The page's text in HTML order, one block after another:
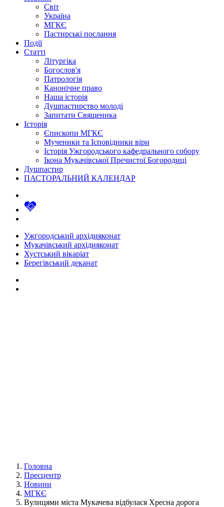
Світ
Україна
МГКЄ
Пастирські послання
Події
Статті
Літургіка
Богослов'я
Патрологія
Канонічне право
Наша історія
Душпастирство молоді
Запитати Священика
Історія
Єпископи МГКЄ
Мученики та Ісповідники віри
Історія Ужгородського кафедрального собору
Ікона Мукачівської Пречистої Богородиці
Душпастир
ПАСТОРАЛЬНИЙ КАЛЕНДАР
Ужгородський архідияконат
Мукачівський архідияконат
Хустський вікаріат
Берегівський деканат
Головна
Пресцентр
Новини
МГКЄ
Вулицями міста Мукачева відбулася Хресна дорога